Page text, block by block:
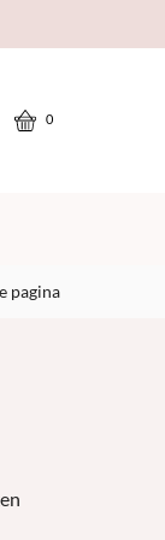
op FolieSofie?
0
pagina